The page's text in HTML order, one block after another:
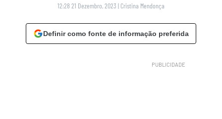
12:28 21 Dezembro, 2023 | Cristina Mendonça
Definir como fonte de informação preferida